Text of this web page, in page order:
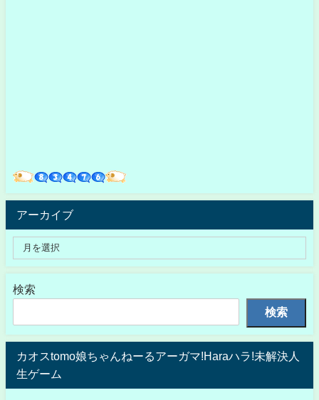
アーカイブ
検索
検索
カオスtomo娘ちゃんねーるアーガマ!Haraハラ!未解決人
生ゲーム